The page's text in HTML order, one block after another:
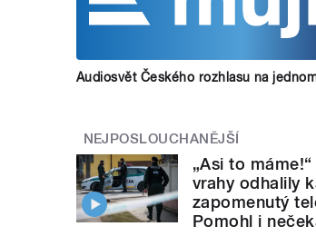
Audiosvět Českého rozhlasu na
NEJPOSLOUCHANĚJŠÍ
„Asi to
vrahy odhalily
zapomenutý
Pomohl i